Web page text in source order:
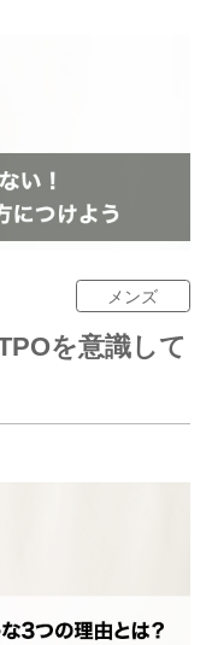
を意識して
メンズ